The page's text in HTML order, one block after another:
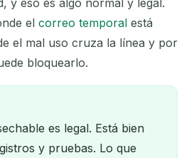
y eso es algo normal y legal.
el correo temporal está
el mal uso cruza la línea y por
bloquearlo.
es legal. Está bien
y pruebas. Lo que